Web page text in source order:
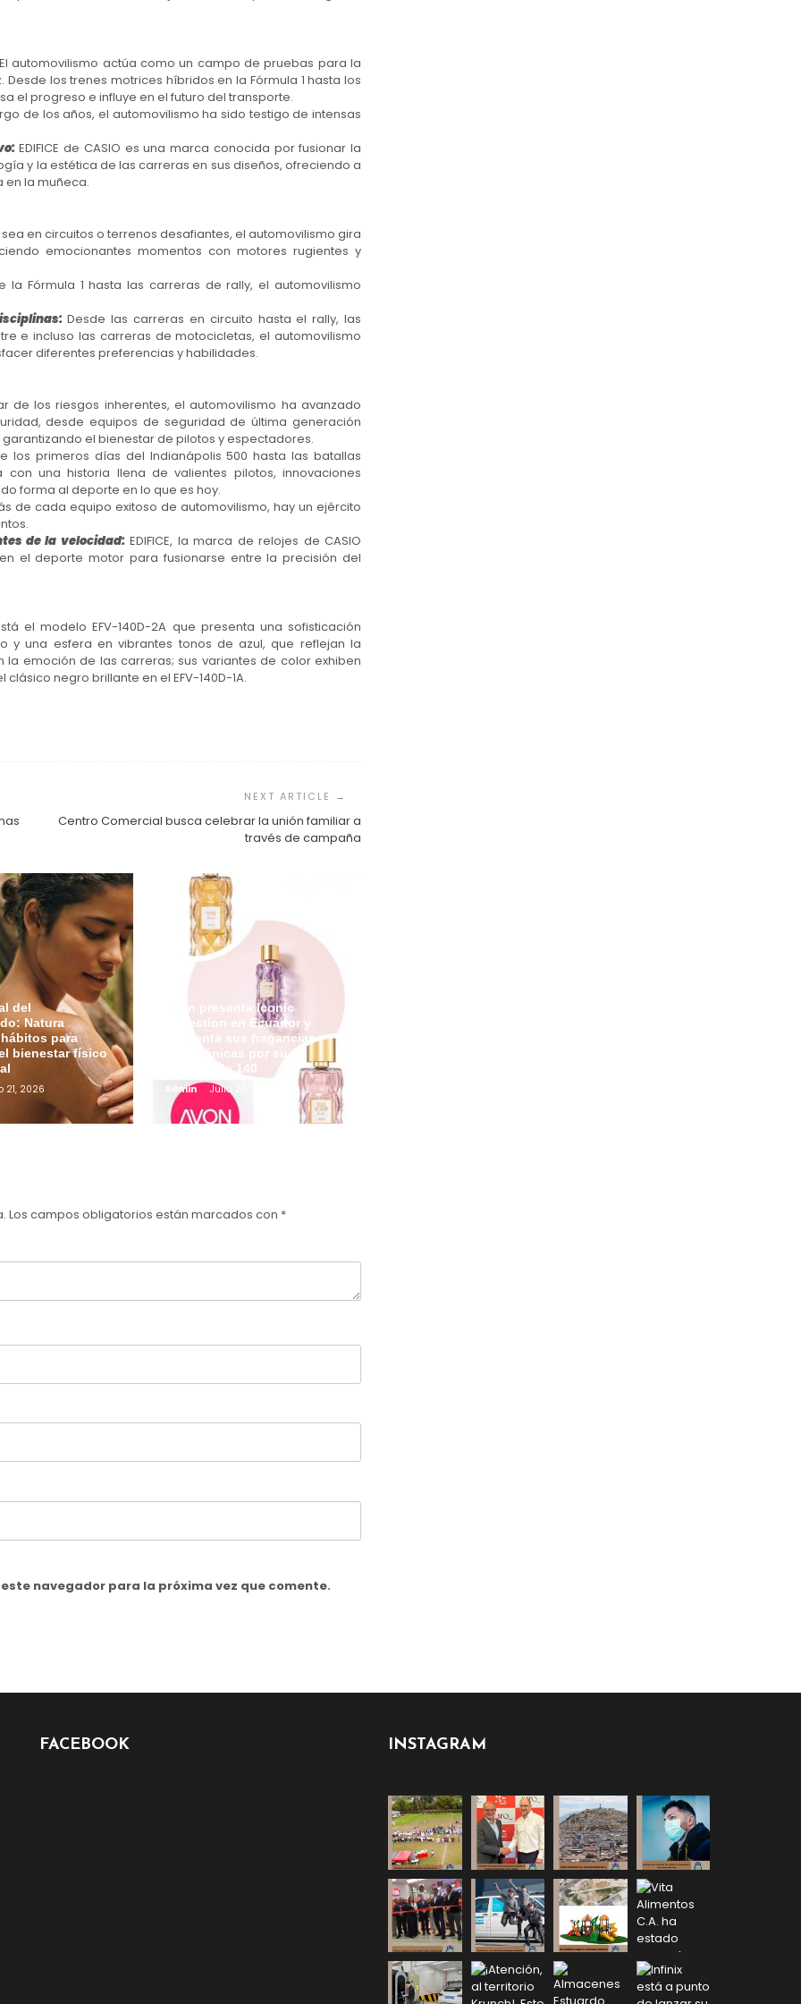
automovilismo actúa como un campo de pruebas para la
los trenes motrices híbridos en la Fórmula 1 hasta los
el progreso e influye en el futuro del transporte.
de los años, el automovilismo ha sido testigo de intensas
EDIFICE de CASIO es una marca conocida por fusionar la
y la estética de las carreras en sus diseños, ofreciendo a
en la muñeca.
sea en circuitos o terrenos desafiantes, el automovilismo gira
emocionantes momentos con motores rugientes y
la Fórmula 1 hasta las carreras de rally, el automovilismo
Desde las carreras en circuito hasta el rally, las
e incluso las carreras de motocicletas, el automovilismo
diferentes preferencias y habilidades.
de los riesgos inherentes, el automovilismo ha avanzado
desde equipos de seguridad de última generación
el bienestar de pilotos y espectadores.
los primeros días del Indianápolis 500 hasta las batallas
una historia llena de valientes pilotos, innovaciones
forma al deporte en lo que es hoy.
de cada equipo exitoso de automovilismo, hay un ejército
de la velocidad:EDIFICE, la marca de relojes de CASIO
el deporte motor para fusionarse entre la precisión del
el modelo EFV-140D-2A que presenta una sofisticación
y una esfera en vibrantes tonos de azul, que reflejan la
emoción de las carreras; sus variantes de color exhiben
negro brillante en el EFV-140D-1A.
Centro Comercial busca celebrar la unión familiar a
través de campaña
del
Natura
para
bienestar físico
21, 2026
Avon presenta Iconic
Collection en Ecuador y
reinventa sus fragancias
más icónicas por su
aniversario 140
Admin Julio 20, 2026
Los campos obligatorios están marcados con *
navegador para la próxima vez que comente.
FACEBOOK INSTAGRAM